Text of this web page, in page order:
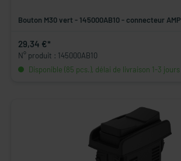
Bouton M30 vert - 145000AB10 - connecteur AMP
29,34 €*
N° produit : 145000AB10
Disponible (85 pcs.), délai de livraison 1-3 jours